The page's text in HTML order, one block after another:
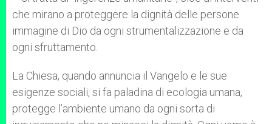
che mirano a proteggere la dignità delle persone
immagine di Dio da ogni strumentalizzazione e da
ogni sfruttamento.
La Chiesa, quando annuncia il Vangelo e le sue
esigenze sociali, si fa paladina di ecologia umana,
protegge l’ambiente umano da ogni sorta di